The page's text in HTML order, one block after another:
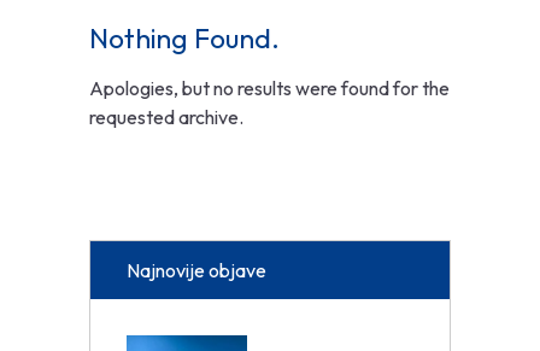
Nothing Found.
Apologies, but no results were found for the
requested archive.
Najnovije objave